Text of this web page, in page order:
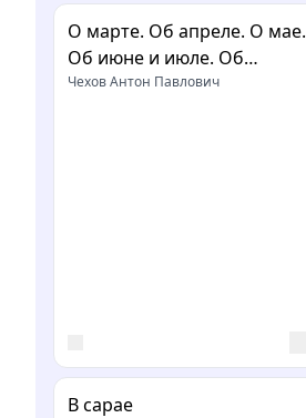
О марте. Об апреле. О мае.
Об июне и июле. Об
августе
Чехов Антон Павлович
В сарае